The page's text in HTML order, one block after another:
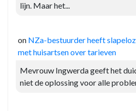
lijn. Maar het...
on NZa-bestuurder heeft
met huisartsen over tarieven
Mevrouw Ingwerda geeft het
niet de oplossing voor alle